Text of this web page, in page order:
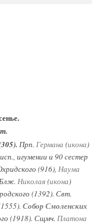
Прп. Германа (икона)
игумении и 90 сестер
(916), Наума
Николая(икона)
(1392). Свт.
Собор Смоленских
(1918). Сщмч. Платона